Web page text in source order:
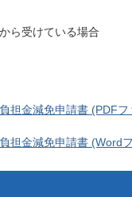
ら受けている場合
担金減免申請書 (PDF
担金減免申請書 (Word